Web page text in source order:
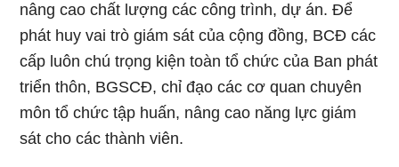
nâng cao chất lượng các công trình, dự án. Để
phát huy vai trò giám sát của cộng đồng, BCĐ các
cấp luôn chú trọng kiện toàn tổ chức của Ban phát
triển thôn, BGSCĐ, chỉ đạo các cơ quan chuyên
môn tổ chức tập huấn, nâng cao năng lực giám
sát cho các thành viên.